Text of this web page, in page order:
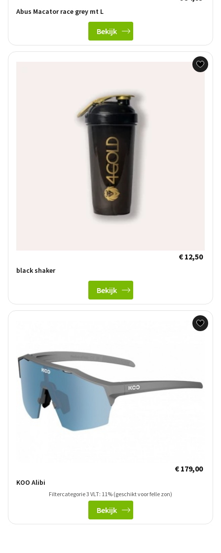
Abus Macator race grey mt L
Bekijk
€ 12,50
black shaker
Bekijk
€ 179,00
KOO Alibi
Filtercategorie 3 VLT: 11% (geschikt voor felle zon)
Bekijk